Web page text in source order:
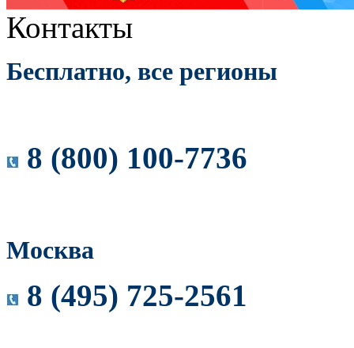
Контакты
Бесплатно, все регионы
8 (800) 100-7736
Москва
8 (495) 725-2561